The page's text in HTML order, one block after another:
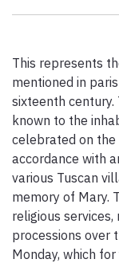
This represents
mentioned in
sixteenth century.
known to the
celebrated on the
accordance with
various Tuscan
memory of Mary.
religious
processions over
Monday, which